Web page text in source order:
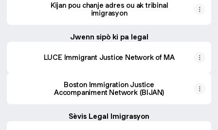
Kijan pou chanje adres ou ak tribinal
imigrasyon
Jwenn sipò ki pa legal
LUCE Immigrant Justice Network of MA
Boston Immigration Justice
Accompaniment Network (BIJAN)
Sèvis Legal Imigrasyon